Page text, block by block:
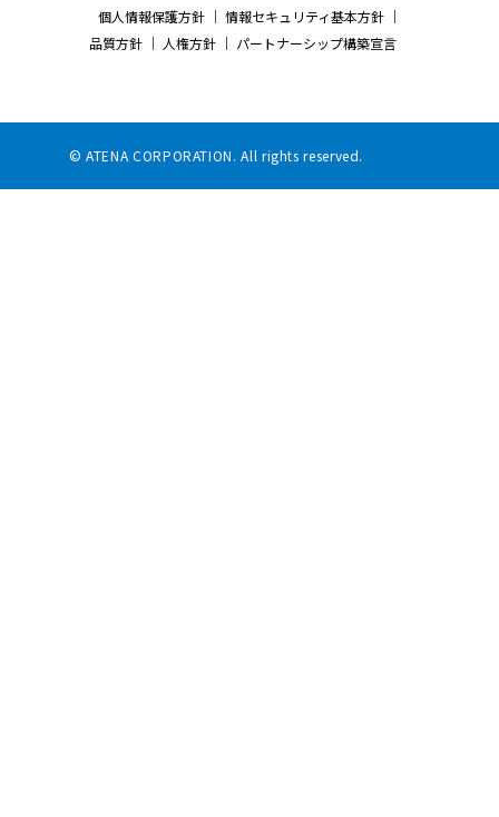
個人情報保護方針 ｜ 情報セキュリティ基本方針 ｜
品質方針 ｜ 人権方針 ｜ パートナーシップ構築宣言
© ATENA CORPORATION. All rights reserved.